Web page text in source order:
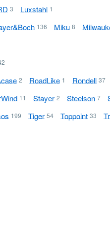
3 Luxstahl 1
136 Miku 8
case 2 RoadLike 1 Rondell 37
11 Stayer 2 Steelson 7
199 Tiger 54 Toppoint 33